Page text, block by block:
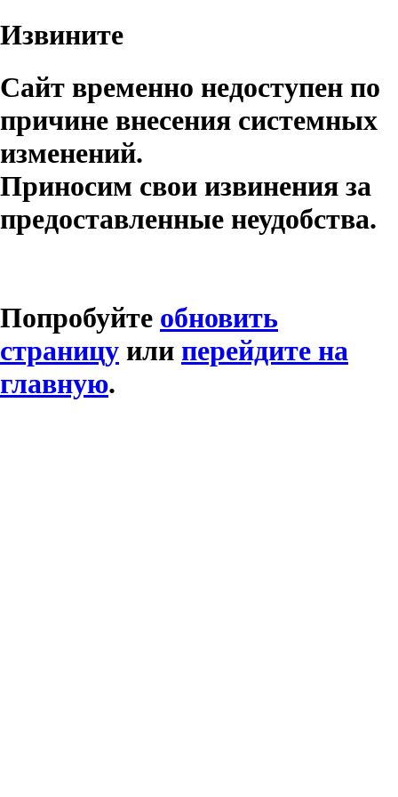
Извините
Сайт временно недоступен по
причине внесения системных
изменений.
Приносим свои извинения за
предоставленные неудобства.
Попробуйте обновить
страницу или перейдите на
главную.